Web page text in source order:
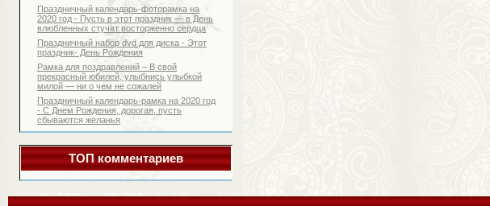
Праздничный календарь-фоторамка на
2020 год - Пусть в этот праздник — в День
влюбленных стучат восторженно сердца
Праздничный набор dvd для диска - Этот
праздник- День Рождения
Рамка для поздравлений – В свой
прекрасный юбилей, улыбнись улыбкой
милой — ни о чем не сожалей
Праздничный календарь-рамка на 2020 год
- С Днем Рождения, дорогая, пусть
сбываются желанья
ТОП комментариев